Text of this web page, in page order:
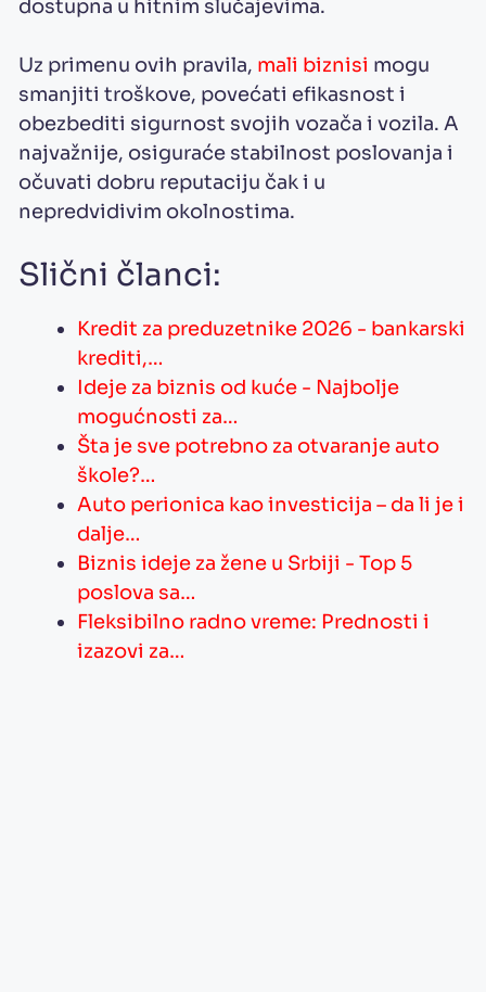
dostupna u hitnim slučajevima.
Uz primenu ovih pravila, mali biznisi mogu
smanjiti troškove, povećati efikasnost i
obezbediti sigurnost svojih vozača i vozila. A
najvažnije, osiguraće stabilnost poslovanja i
očuvati dobru reputaciju čak i u
nepredvidivim okolnostima.
Slični članci:
Kredit za preduzetnike 2026 - bankarski
krediti,…
Ideje za biznis od kuće - Najbolje
mogućnosti za…
Šta je sve potrebno za otvaranje auto
škole?…
Auto perionica kao investicija – da li je i
dalje…
Biznis ideje za žene u Srbiji - Top 5
poslova sa…
Fleksibilno radno vreme: Prednosti i
izazovi za…